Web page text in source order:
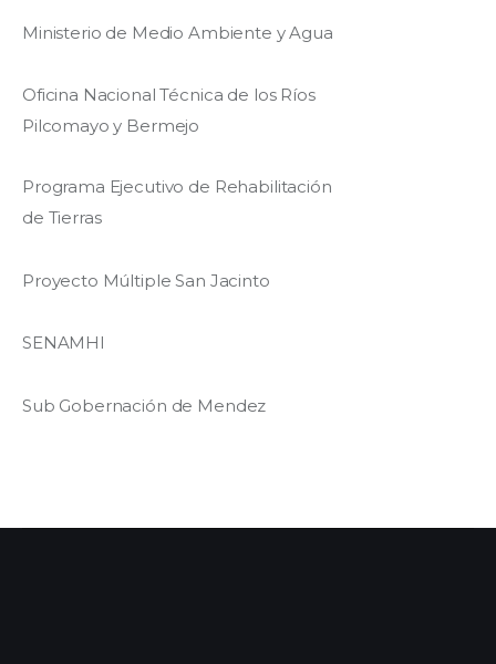
Ministerio de Medio Ambiente y Agua
Oficina Nacional Técnica de los Ríos
Pilcomayo y Bermejo
Programa Ejecutivo de Rehabilitación
de Tierras
Proyecto Múltiple San Jacinto
SENAMHI
Sub Gobernación de Mendez